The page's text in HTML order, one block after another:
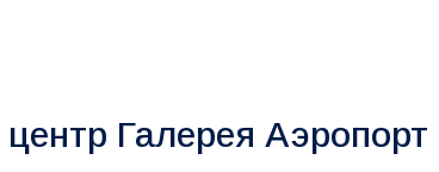
Галерея Аэропорт